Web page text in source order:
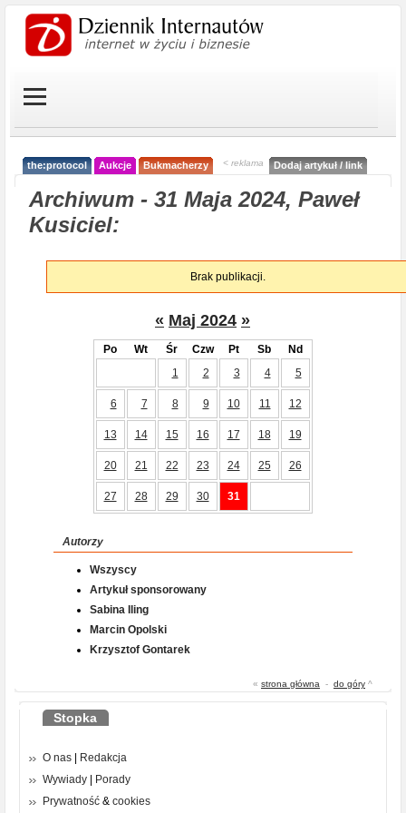
the:protocol Aukcje Bukmacherzy < reklama Dodaj artykuł / link
Archiwum - 31 Maja 2024, Paweł
Kusiciel:
Brak publikacji.
« Maj 2024 »
Po Wt Śr Czw Pt Sb
Nd
1
2 3 4 5
6 7 8 9 10 11 12
13 14 15 16 17 18 19
20 21 22 23 24 25 26
27 28 29 30 31
Autorzy
Wszyscy
Artykuł sponsorowany
Sabina Iling
Marcin Opolski
Krzysztof Gontarek
« strona główna - do góry ^
Stopka
O nas
Redakcja
Wywiady
Porady
Prywatność & cookies